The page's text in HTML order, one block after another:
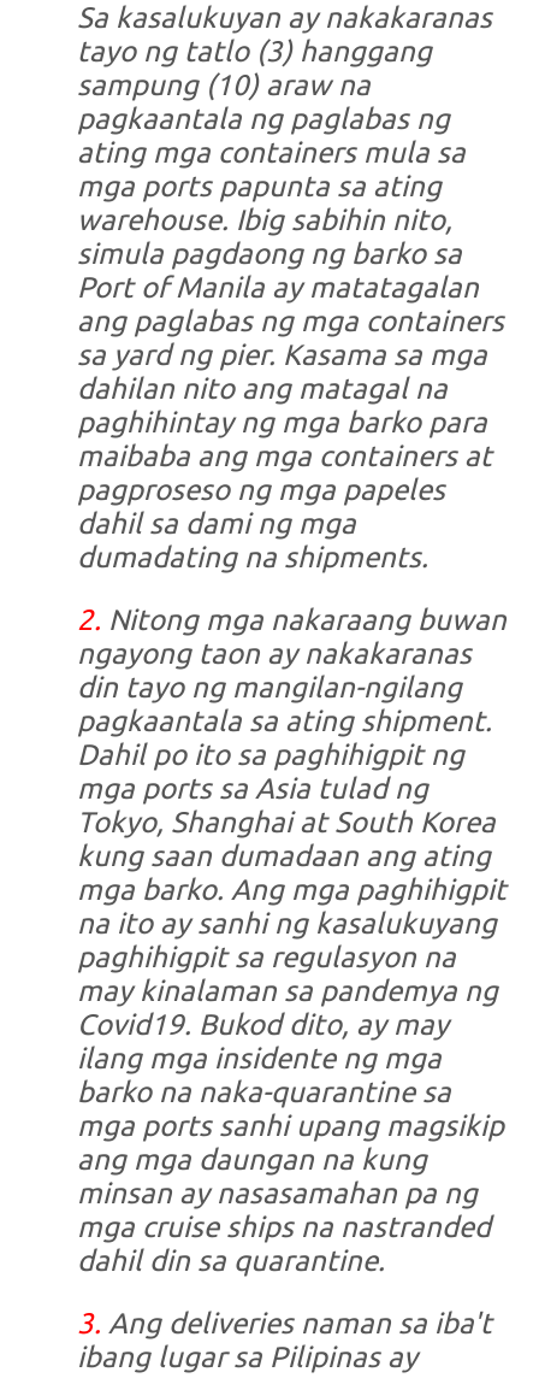
Sa kasalukuyan ay nakakaranas
tayo ng tatlo (3) hanggang
sampung (10) araw na
pagkaantala ng paglabas ng
ating mga containers mula sa
mga ports papunta sa ating
warehouse. Ibig sabihin nito,
simula pagdaong ng barko sa
Port of Manila ay matatagalan
ang paglabas ng mga containers
sa yard ng pier. Kasama sa mga
dahilan nito ang matagal na
paghihintay ng mga barko para
maibaba ang mga containers at
pagproseso ng mga papeles
dahil sa dami ng mga
dumadating na shipments.
2. Nitong mga nakaraang buwan
ngayong taon ay nakakaranas
din tayo ng mangilan-ngilang
pagkaantala sa ating shipment.
Dahil po ito sa paghihigpit ng
mga ports sa Asia tulad ng
Tokyo, Shanghai at South Korea
kung saan dumadaan ang ating
mga barko. Ang mga paghihigpit
na ito ay sanhi ng kasalukuyang
paghihigpit sa regulasyon na
may kinalaman sa pandemya ng
Covid19. Bukod dito, ay may
ilang mga insidente ng mga
barko na naka-quarantine sa
mga ports sanhi upang magsikip
ang mga daungan na kung
minsan ay nasasamahan pa ng
mga cruise ships na nastranded
dahil din sa quarantine.
3. Ang deliveries naman sa iba't
ibang lugar sa Pilipinas ay